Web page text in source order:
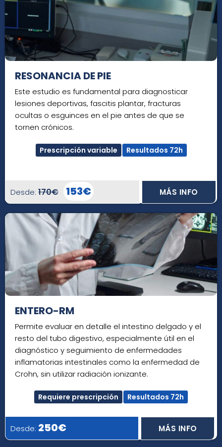
RESONANCIA DE PIE
Este estudio es fundamental para diagnosticar
lesiones deportivas, fascitis plantar, fracturas
ocultas o esguinces en el pie antes de que se
tornen crónicos.
Prescripción variable Resultados 72h
Desde: 170€ 153€ MÁS INFO
ENTERO-RM
Permite evaluar en detalle el intestino delgado y el
resto del tubo digestivo, especialmente útil en el
diagnóstico y seguimiento de enfermedades
inflamatorias intestinales como la enfermedad de
Crohn, sin utilizar radiación ionizante.
Requiere prescripción Resultados 72h
Desde: 250€ MÁS INFO